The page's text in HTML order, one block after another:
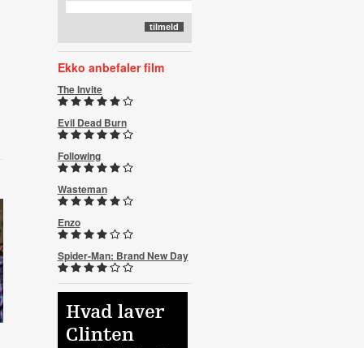
Ekko anbefaler film
The Invite
Evil Dead Burn
Following
Wasteman
Enzo
Spider-Man: Brand New Day